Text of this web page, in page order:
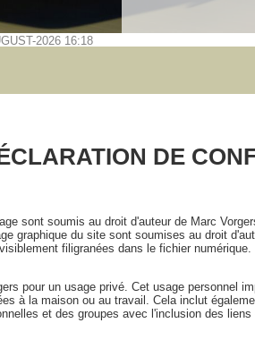
2026 16:18
DE
sont soumis au droit d'auteur de Marc
graphique du site sont soumises au droit
filigranées dans le fichier numérique.
pour un usage privé. Cet usage personnel
à la maison ou au travail. Cela inclut
et des groupes avec l'inclusion des